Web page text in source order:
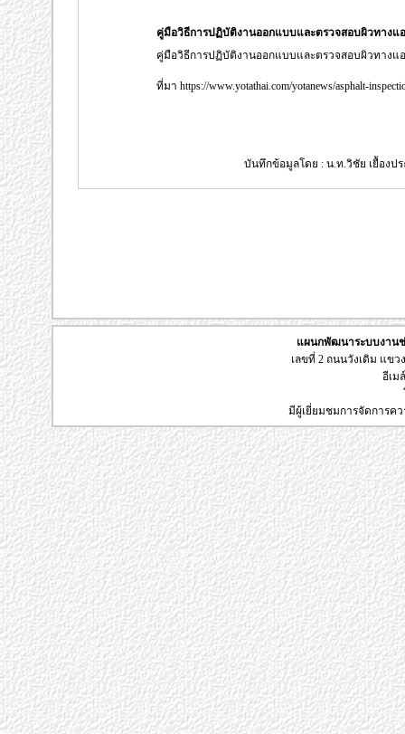
คู่มือวิธีการปฏิบัติงานออกแบบและตรวจสอบผิวทางแ
คู่มือวิธีการปฏิบัติงานออกแบบและตรวจสอบผิวทางแ
ที่มา https://www.yotathai.com/yotanews/asphalt-
บันทึกข้อมูลโดย : น.ท.วิชัย เยื้องปร
แผนกพัฒนาระบบงานช่
เลขที่ 2 ถนนวังเดิม แขว
อีเม
มีผู้เยี่ยมชมการจัดการค